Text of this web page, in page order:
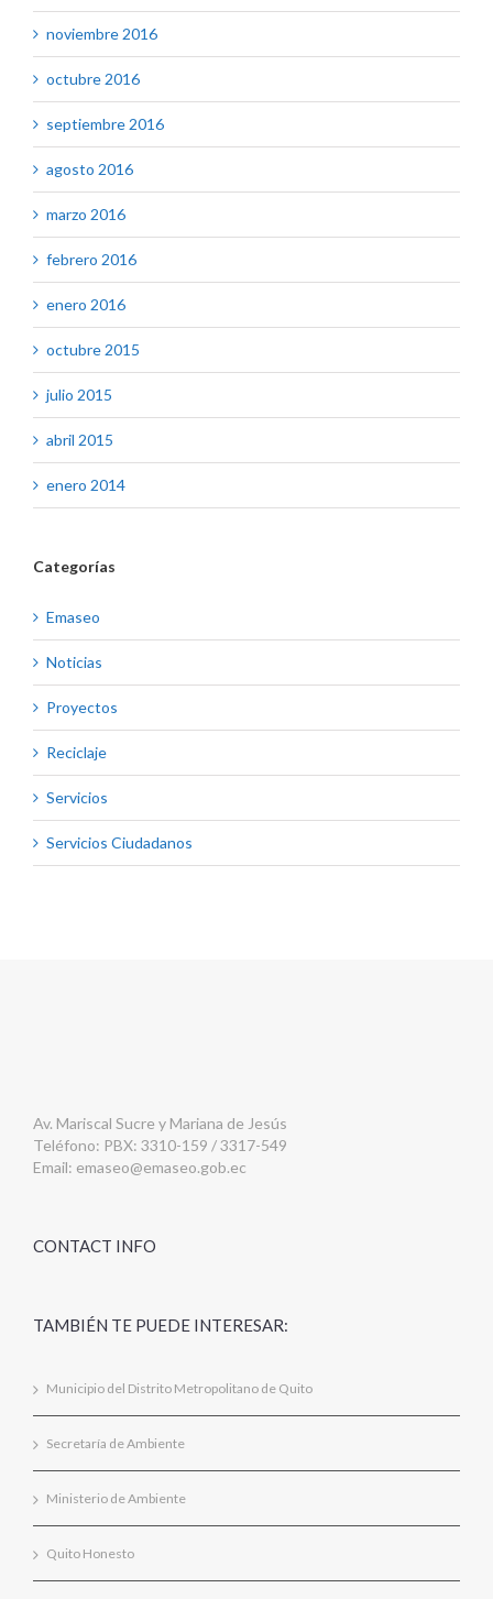
noviembre 2016
octubre 2016
septiembre 2016
agosto 2016
marzo 2016
febrero 2016
enero 2016
octubre 2015
julio 2015
abril 2015
enero 2014
Categorías
Emaseo
Noticias
Proyectos
Reciclaje
Servicios
Servicios Ciudadanos
Av. Mariscal Sucre y Mariana de Jesús
Teléfono: PBX: 3310-159 / 3317-549
Email: emaseo@emaseo.gob.ec
CONTACT INFO
TAMBIÉN TE PUEDE INTERESAR:
Municipio del Distrito Metropolitano de Quito
Secretaría de Ambiente
Ministerio de Ambiente
Quito Honesto